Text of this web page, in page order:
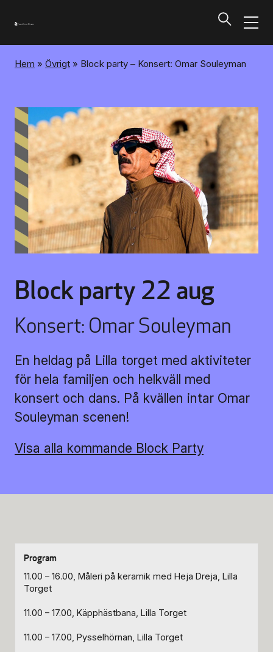
Program och biljetter
Program och biljetter
Kalendarium
Aktuella biljettsläpp
Presentkort på UKK
Biljettinformation
Program och biljetter
Att köpa biljett
Hem » Övrigt » Block party – Konsert: Omar Souleyman
Block party 22 aug
Konsert: Omar Souleyman
En heldag på Lilla torget med aktiviteter
för hela familjen och helkväll med
konsert och dans. På kvällen intar Omar
Souleyman scenen!
Visa alla kommande Block Party
11.00 – 16.00, Måleri på keramik med Heja Dreja, Lilla
Torget
11.00 – 17.00, Käpphästbana, Lilla Torget
11.00 – 17.00, Pysselhörnan, Lilla Torget